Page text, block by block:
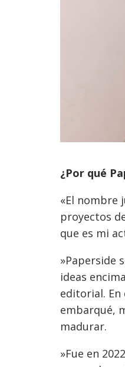
¿Por qué
«El nombre
proyectos
que es mi
»Paperside
ideas
editorial. En
embarqué,
madurar.
»Fue en